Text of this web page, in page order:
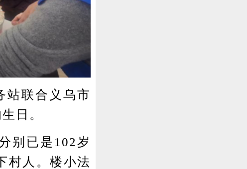
联合义乌市
日。
别已是102岁
村人。楼小法